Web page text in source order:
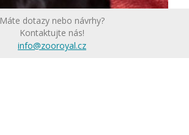
Máte dotazy nebo návrhy?
Kontaktujte nás!
info@zooroyal.cz